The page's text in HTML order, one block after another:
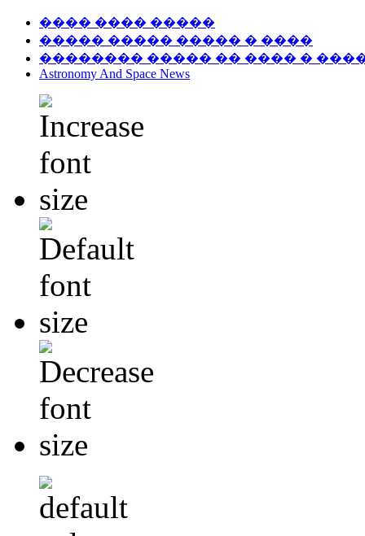
���� ���� �����
����� ����� ����� � ����
�������� ����� �� ���� �
Astronomy And Space News